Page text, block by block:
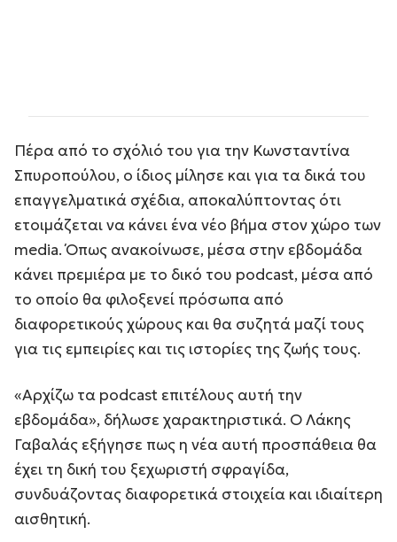
Πέρα από το σχόλιό του για την Κωνσταντίνα
Σπυροπούλου, ο ίδιος μίλησε και για τα δικά του
επαγγελματικά σχέδια, αποκαλύπτοντας ότι
ετοιμάζεται να κάνει ένα νέο βήμα στον χώρο των
media. Όπως ανακοίνωσε, μέσα στην εβδομάδα
κάνει πρεμιέρα με το δικό του podcast, μέσα από
το οποίο θα φιλοξενεί πρόσωπα από
διαφορετικούς χώρους και θα συζητά μαζί τους
για τις εμπειρίες και τις ιστορίες της ζωής τους.
«Αρχίζω τα podcast επιτέλους αυτή την
εβδομάδα», δήλωσε χαρακτηριστικά. Ο Λάκης
Γαβαλάς εξήγησε πως η νέα αυτή προσπάθεια θα
έχει τη δική του ξεχωριστή σφραγίδα,
συνδυάζοντας διαφορετικά στοιχεία και ιδιαίτερη
αισθητική.